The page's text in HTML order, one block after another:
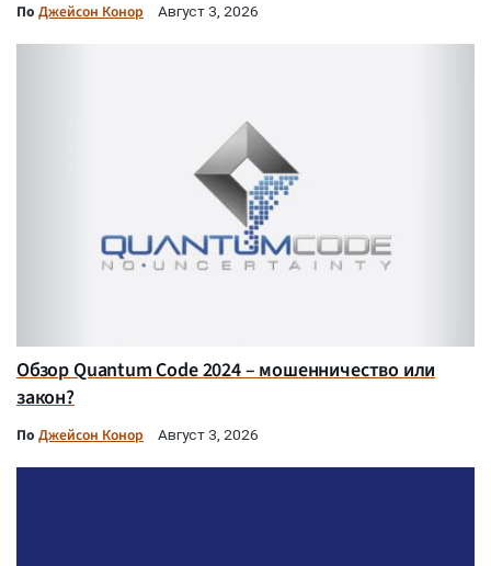
По Джейсон Конор Август 3, 2026
Обзор Quantum Code 2024 – мошенничество или
закон?
По Джейсон Конор Август 3, 2026